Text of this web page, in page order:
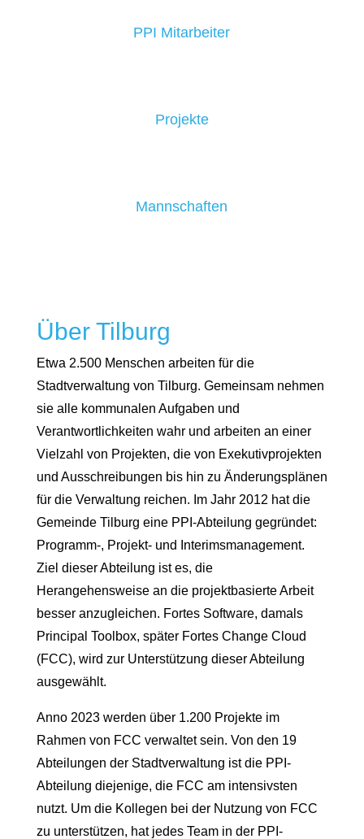
PPI Mitarbeiter
Projekte
Mannschaften
Über Tilburg
Etwa 2.500 Menschen arbeiten für die
Stadtverwaltung von Tilburg. Gemeinsam nehmen
sie alle kommunalen Aufgaben und
Verantwortlichkeiten wahr und arbeiten an einer
Vielzahl von Projekten, die von Exekutivprojekten
und Ausschreibungen bis hin zu Änderungsplänen
für die Verwaltung reichen. Im Jahr 2012 hat die
Gemeinde Tilburg eine PPI-Abteilung gegründet:
Programm-, Projekt- und Interimsmanagement.
Ziel dieser Abteilung ist es, die
Herangehensweise an die projektbasierte Arbeit
besser anzugleichen. Fortes Software, damals
Principal Toolbox, später Fortes Change Cloud
(FCC), wird zur Unterstützung dieser Abteilung
ausgewählt.
Anno 2023 werden über 1.200 Projekte im
Rahmen von FCC verwaltet sein. Von den 19
Abteilungen der Stadtverwaltung ist die PPI-
Abteilung diejenige, die FCC am intensivsten
nutzt. Um die Kollegen bei der Nutzung von FCC
zu unterstützen, hat jedes Team in der PPI-